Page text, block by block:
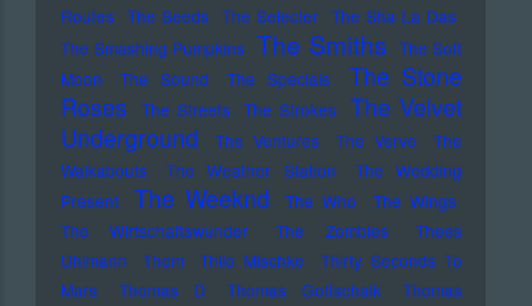
Routes The Seeds The Selecter The Sha La Das
The Smashing Pumpkins The Smiths The Soft
Moon
The Sound The Specials
The Stone
Roses
The Streets The Strokes
The Velvet
Underground
The Ventures The Verve
The
Walkabouts
The Weather Station
The Wedding
Present
The Weeknd The Who
The Wings
The Wirtschaftswunder
The Zombies
Thees
Uhlmann
Them Thilo Mischke
Thirty Seconds To
Mars
Thomas D Thomas Gottschalk
Thomas